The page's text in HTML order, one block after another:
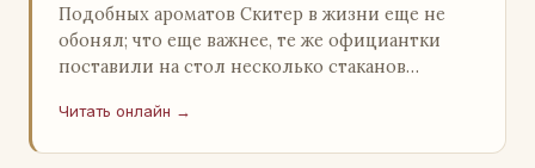
Подобных ароматов Скитер в жизни еще не
обонял; что еще важнее, те же официантки
поставили на стол несколько стаканов
Скитер опрокин…
Читать онлайн →